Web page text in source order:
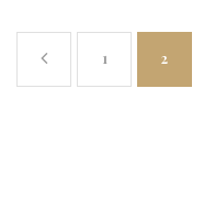
1 2